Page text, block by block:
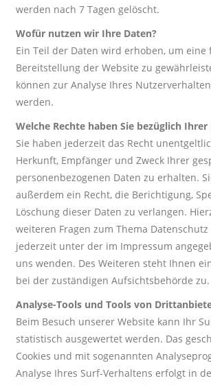
werden nach 7 Tagen gelöscht.
Wofür nutzen wir Ihre Daten?
Ein Teil der Daten wird erhoben, um eine
Bereitstellung der Website zu
können zur Analyse Ihres
werden.
Welche Rechte haben Sie bezüglich Ihrer
Sie haben jederzeit das Recht
Herkunft, Empfänger und Zweck Ihrer
personenbezogenen Daten zu erhalten.
außerdem ein Recht, die Berichtigung,
Löschung dieser Daten zu verlangen.
weiteren Fragen zum Thema Datenschutz
jederzeit unter der im Impressum
uns wenden. Des Weiteren steht Ihnen
bei der zuständigen Aufsichtsbehörde zu.
Analyse-Tools und Tools von
Beim Besuch unserer Website kann Ihr
statistisch ausgewertet werden. Das
Cookies und mit sogenannten
Analyse Ihres Surf-Verhaltens erfolgt in